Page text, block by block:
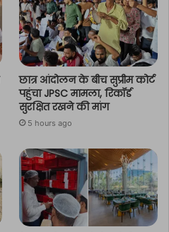
छात्र आंदोलन के बीच सुप्रीम कोर्ट
पहुंचा JPSC मामला, रिकॉर्ड
सुरक्षित रखने की मांग
5 hours ago